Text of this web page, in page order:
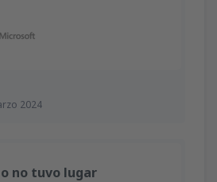
2024
no tuvo lugar